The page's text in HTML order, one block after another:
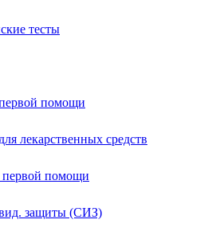
тесты
помощи
лекарственных средств
первой помощи
защиты (СИЗ)